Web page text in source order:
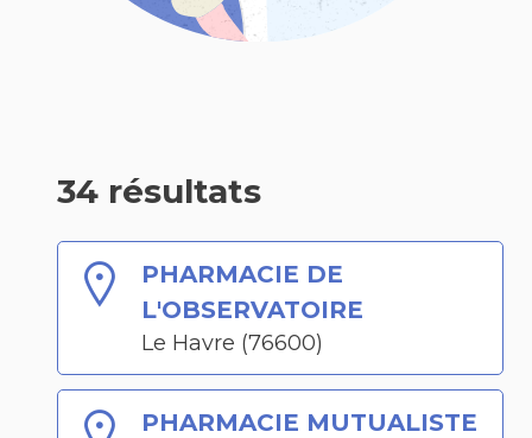
34 résultats
PHARMACIE DE
L'OBSERVATOIRE
Le Havre (76600)
PHARMACIE MUTUALISTE